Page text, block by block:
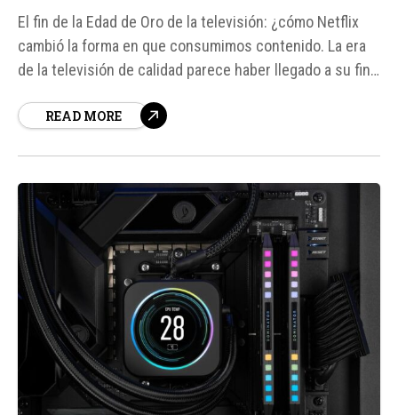
El fin de la Edad de Oro de la televisión: ¿cómo Netflix
cambió la forma en que consumimos contenido. La era
de la televisión de calidad parece haber llegado a su fin,
a la estrategia de contenido de Netflix.
READ MORE